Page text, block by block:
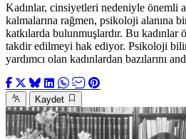
Kadınlar, cinsiyetleri nedeniyle önemli
kalmalarına rağmen, psikoloji alanına
katkılarda bulunmuşlardır. Bu kadınlar
takdir edilmeyi hak ediyor. Psikoloji
yardımcı olan kadınlardan bazılarını
Kaydet